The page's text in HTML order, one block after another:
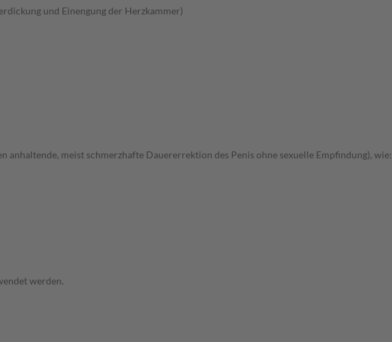
und Einengung der Herzkammer)
meist schmerzhafte Dauererrektion des Penis ohne sexuelle Empfindung), wie:
werden.